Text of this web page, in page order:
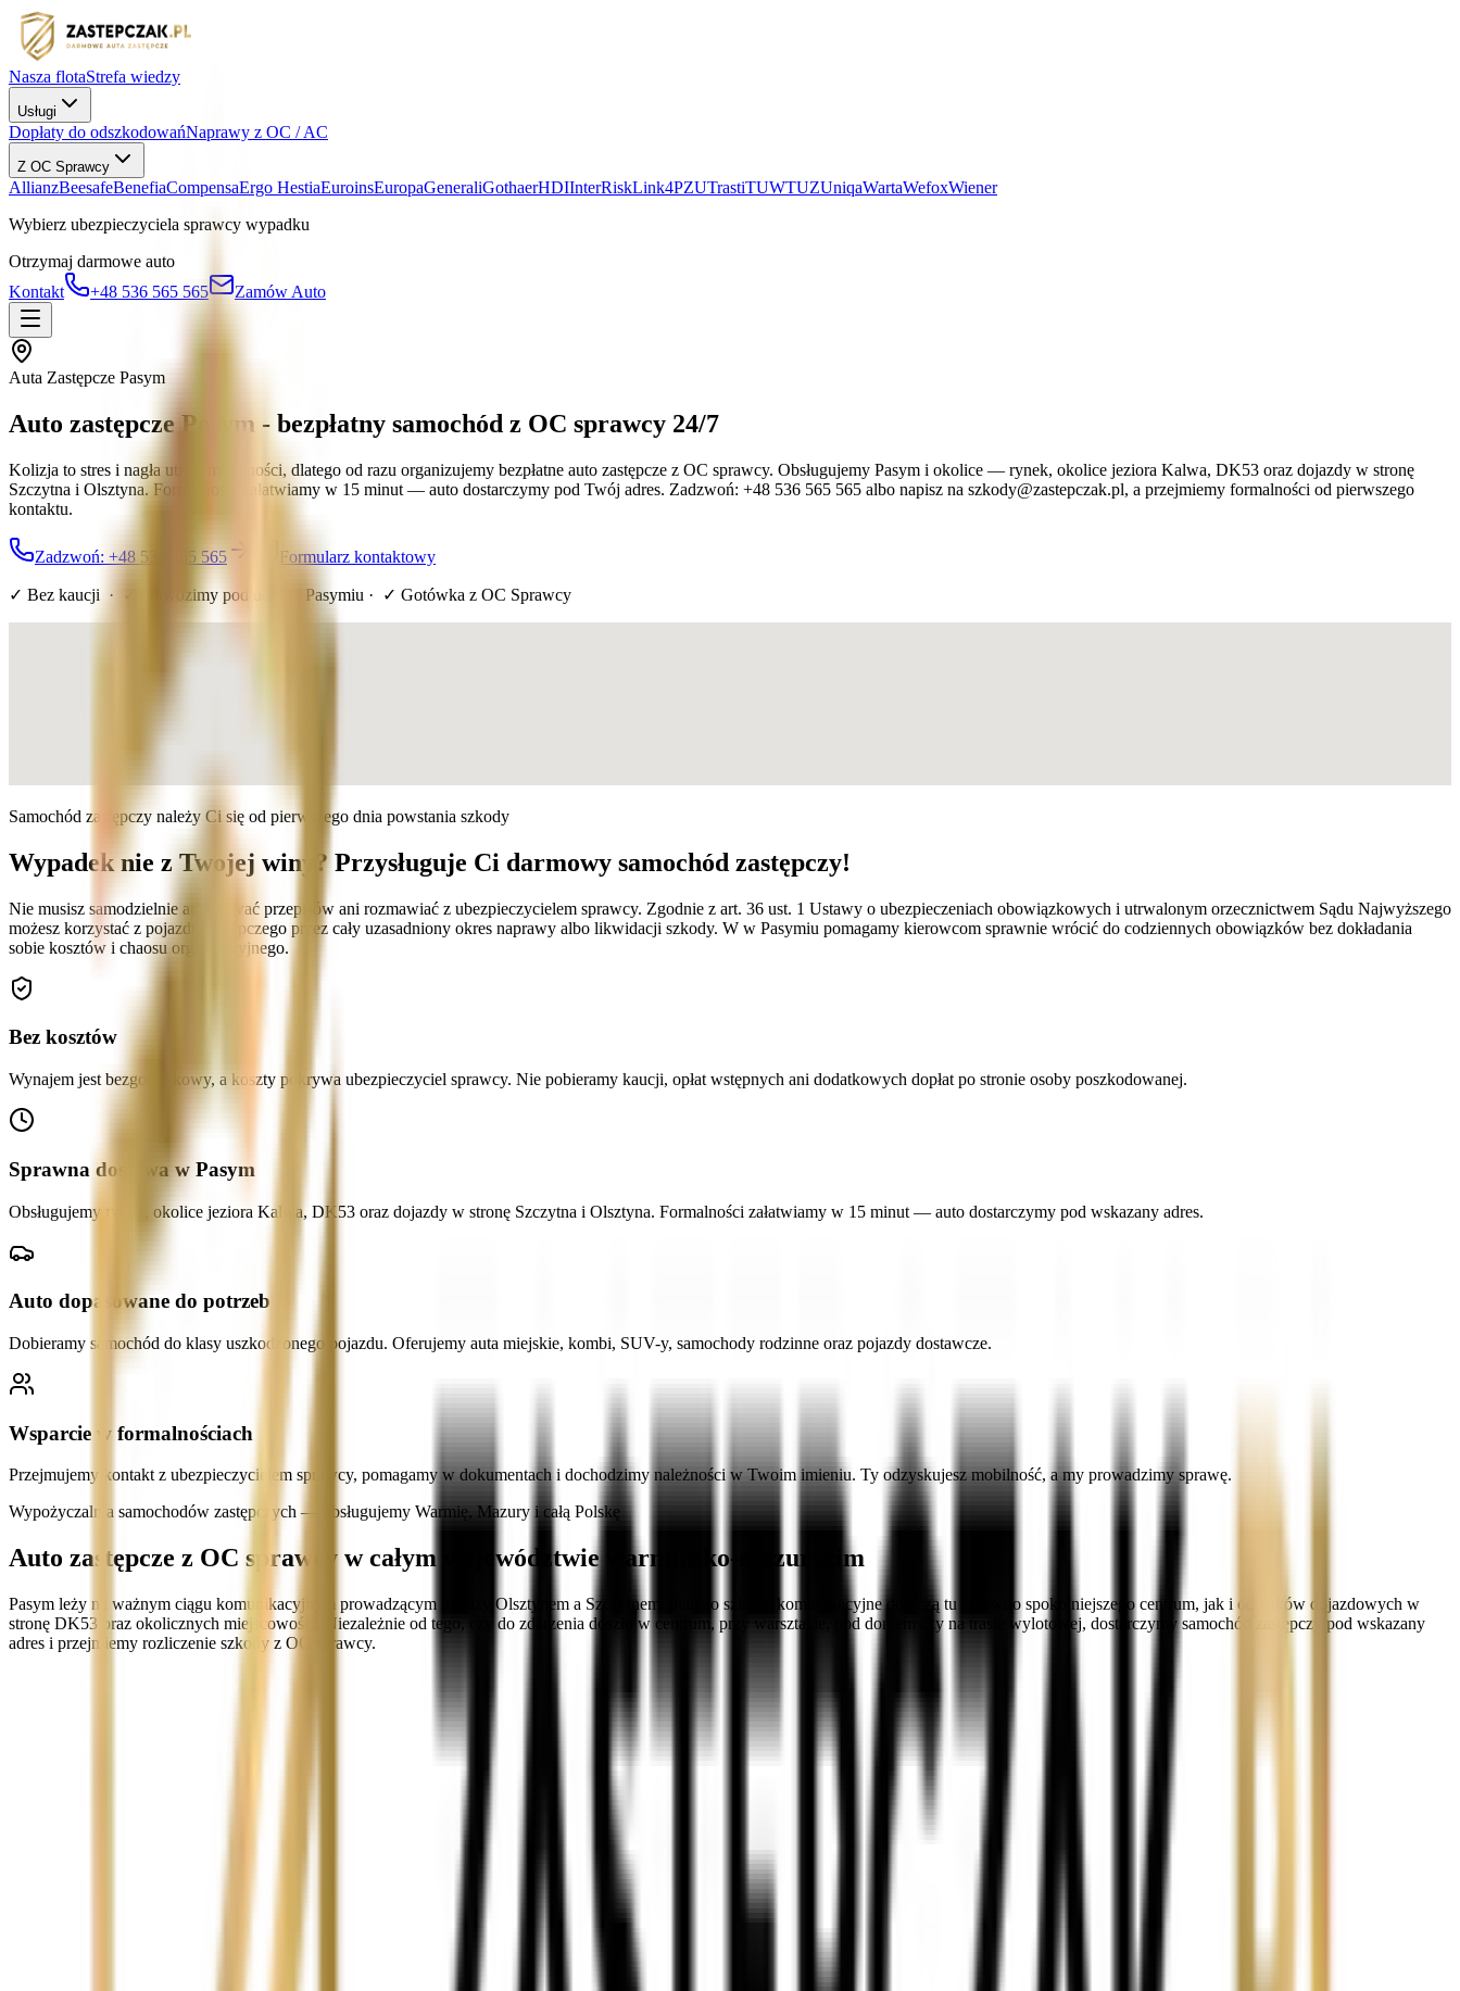
Nasza flotaStrefa wiedzy
Usługi
Dopłaty do odszkodowańNaprawy z OC / AC
Z OC Sprawcy
AllianzBeesafeBenefiaCompensaErgo HestiaEuroinsEuropaGeneraliGothaerHDIInterRiskLink4PZUTrastiTUWTUZUniqaWartaWefoxWiener
Wybierz ubezpieczyciela sprawcy wypadku
Otrzymaj darmowe auto
Kontakt
+48 536 565 565 Zamów Auto
Auta Zastępcze Pasym
Auto zastępcze Pasym - bezpłatny samochód z OC sprawcy 24/7
Kolizja to stres i nagła utrata mobilności, dlatego od razu organizujemy bezpłatne auto zastępcze z OC sprawcy. Obsługujemy Pasym i okolice — rynek, okolice jeziora Kalwa, DK53 oraz dojazdy w stronę
Szczytna i Olsztyna. Formalności załatwiamy w 15 minut — auto dostarczymy pod Twój adres. Zadzwoń: +48 536 565 565 albo napisz na szkody@zastepczak.pl, a przejmiemy formalności od pierwszego
kontaktu.
Zadzwoń: +48 536 565 565 Formularz kontaktowy
✓ Bez kaucji · ✓ Dowozimy pod dom w Pasymiu · ✓ Gotówka z OC Sprawcy
Samochód zastępczy należy Ci się od pierwszego dnia powstania szkody
Wypadek nie z Twojej winy? Przysługuje Ci darmowy samochód zastępczy!
Nie musisz samodzielnie analizować przepisów ani rozmawiać z ubezpieczycielem sprawcy. Zgodnie z art. 36 ust. 1 Ustawy o ubezpieczeniach obowiązkowych i utrwalonym orzecznictwem Sądu Najwyższego
możesz korzystać z pojazdu zastępczego przez cały uzasadniony okres naprawy albo likwidacji szkody. W w Pasymiu pomagamy kierowcom sprawnie wrócić do codziennych obowiązków bez dokładania
sobie kosztów i chaosu organizacyjnego.
Bez kosztów
Wynajem jest bezgotówkowy, a koszty pokrywa ubezpieczyciel sprawcy. Nie pobieramy kaucji, opłat wstępnych ani dodatkowych dopłat po stronie osoby poszkodowanej.
Sprawna dostawa w Pasym
Obsługujemy rynek, okolice jeziora Kalwa, DK53 oraz dojazdy w stronę Szczytna i Olsztyna. Formalności załatwiamy w 15 minut — auto dostarczymy pod wskazany adres.
Auto dopasowane do potrzeb
Dobieramy samochód do klasy uszkodzonego pojazdu. Oferujemy auta miejskie, kombi, SUV-y, samochody rodzinne oraz pojazdy dostawcze.
Wsparcie w formalnościach
Przejmujemy kontakt z ubezpieczycielem sprawcy, pomagamy w dokumentach i dochodzimy należności w Twoim imieniu. Ty odzyskujesz mobilność, a my prowadzimy sprawę.
Wypożyczalnia samochodów zastępczych — obsługujemy Warmię, Mazury i całą Polskę
Auto zastępcze z OC sprawcy w całym województwie warmińsko-mazurskim
Pasym leży na ważnym ciągu komunikacyjnym prowadzącym między Olsztynem a Szczytnem, dlatego szkody komunikacyjne dotyczą tu zarówno spokojniejszego centrum, jak i odcinków dojazdowych w
stronę DK53 oraz okolicznych miejscowości. Niezależnie od tego, czy do zdarzenia doszło w centrum, przy warsztacie, pod domem czy na trasie wylotowej, dostarczymy samochód zastępczy pod wskazany
adres i przejmiemy rozliczenie szkody z OC sprawcy.